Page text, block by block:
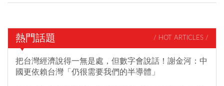
熱門話題 / HOT ARTICLES /
把台灣經濟說得一無是處，但數字會說話！謝金河：中
國更依賴台灣「仍很需要我們的半導體」